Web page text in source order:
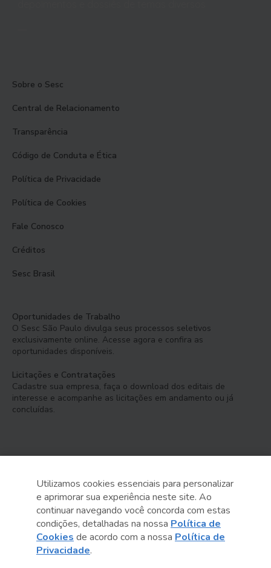
Sobre o Sesc
Central de Relacionamento
Transparência
Código de Conduta e Ética
Política de Privacidade
Política de Cookies
Fale Conosco
Créditos
Sesc Brasil
Oportunidades de Trabalho
O Sesc São Paulo divulga seus processos seletivos
exclusivamente online. Acesse agora e confira as
oportunidades disponíveis.
Licitações e Contratações
Cadastre sua empresa, faça o download dos editais de
interesse e acompanhe as licitações em andamento ou já
concluídas.
Serviço Social do Comércio
Administração Regional no Estado de São Paulo
Sesc São Paulo por aí:
Utilizamos cookies essenciais para personalizar
e aprimorar sua experiência neste site. Ao
continuar navegando você concorda com estas
condições, detalhadas na nossa Política de
Cookies de acordo com a nossa Política de
Privacidade.